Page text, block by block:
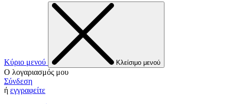
Κύριο μενού Κλείσιμο μενού
Ο λογαριασμός μου
Σύνδεση
ή εγγραφείτε